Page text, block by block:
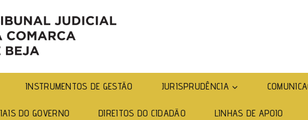
INSTRUMENTOS DE GESTÃO JURISPRUDÊNCIA
DO GOVERNO DIREITOS DO CIDADÃO LINHAS DE APOIO